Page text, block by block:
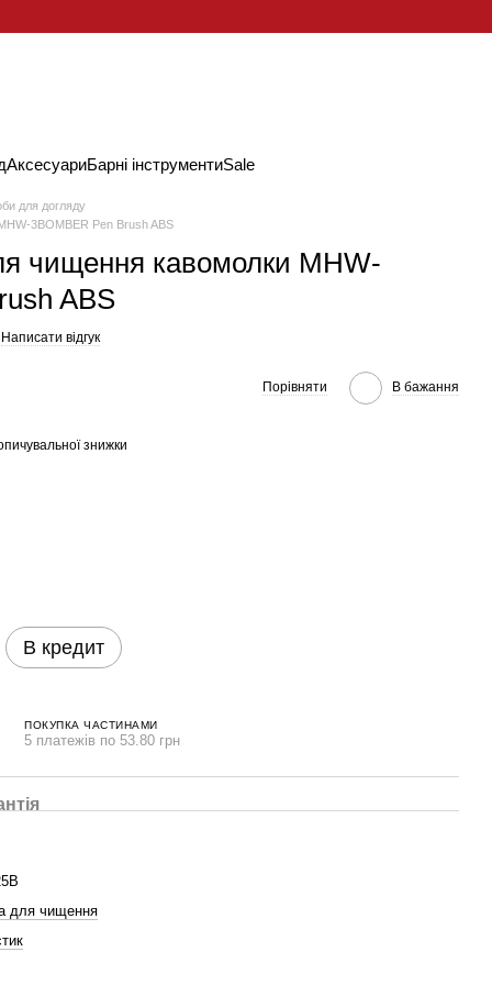
АксесуариБарні інструментиSale
для догляду
3BOMBER Pen Brush ABS
чищення кавомолки MHW-
ABS
Написати відгук
Порівняти В бажання
знижки
В кредит
ПОКУПКА ЧАСТИНАМИ
5 платежів по 53.80 грн
для чищення